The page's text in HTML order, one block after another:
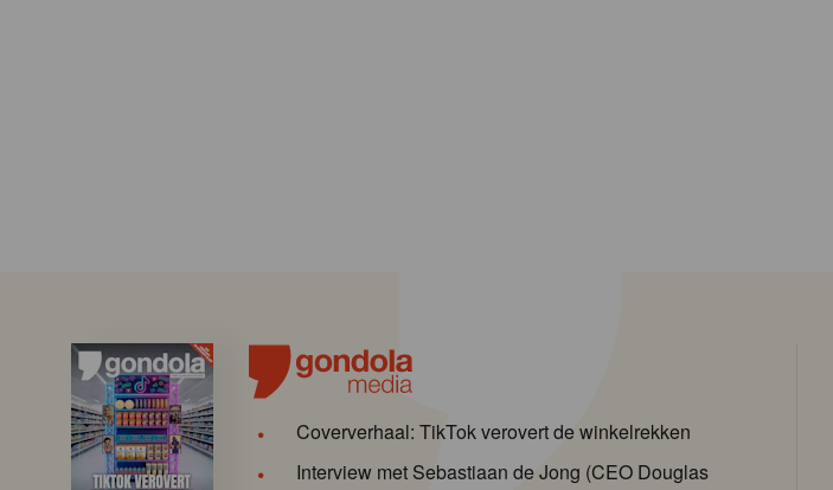
Coververhaal: TikTok verovert de winkelrekken
Interview met Sebastiaan de Jong (CEO Douglas